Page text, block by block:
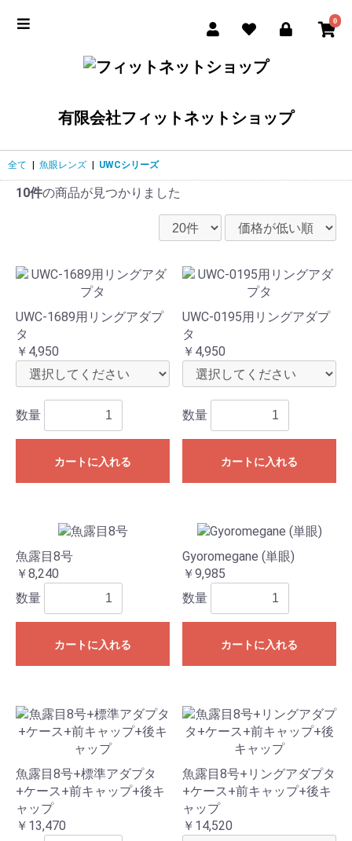
0
有限会社フィットネットショップ
全て | 魚眼レンズ | UWCシリーズ
10件の商品が見つかりました
UWC-1689用リングアダプ
タ
￥4,950
数量
カートに入れる
UWC-0195用リングアダプ
タ
￥4,950
数量
カートに入れる
魚露目8号
￥8,240
数量
カートに入れる
Gyoromegane (単眼)
￥9,985
数量
カートに入れる
魚露目8号+標準アダプタ
+ケース+前キャップ+後キ
ャップ
￥13,470
魚露目8号+リングアダプタ
+ケース+前キャップ+後キ
ャップ
￥14,520